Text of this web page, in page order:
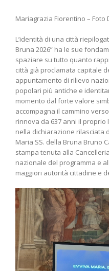
Mariagrazia Fiorentino – Foto
L’identità di una città
Bruna 2026” ha le sue
spaziare su tutto quanto
città già proclamata capitale
appuntamento di rilievo
popolari più antiche e
momento dal forte valore
accompagna il cammino
rinnova da 637 anni il proprio
nella dichiarazione rilasciata
Maria SS. della Bruna Bruno
stampa tenuta alla
nazionale del programma e
maggiori autorità cittadine e